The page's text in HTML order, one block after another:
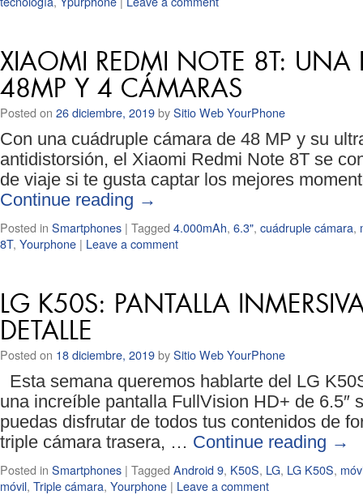
XIAOMI REDMI NOTE 8T: UNA
48MP Y 4 CÁMARAS
Posted on 26 diciembre, 2019bySitio Web YourPhone
Con una cuádruple cámara de 48 MP y su
antidistorsión, el Xiaomi Redmi Note 8T se
de viaje si te gusta captar los mejores
Continue reading →
Posted in Smartphones | Tagged 4.000mAh, 6.3", cuádruple cámara,
8T, Yourphone | Leave a comment
LG K50S: PANTALLA
DETALLE
Posted on 18 diciembre, 2019bySitio Web YourPhone
Esta semana queremos hablarte del LG
una increíble pantalla FullVision HD+ de 6.5″
puedas disfrutar de todos tus contenidos de
triple cámara trasera, … Continue reading →
Posted in Smartphones | Tagged Android 9, K50S, LG, LG K50S,
móvil, Triple cámara, Yourphone | Leave a comment